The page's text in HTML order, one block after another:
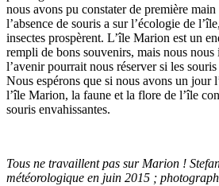
nous avons pu constater de première
l’absence de souris a sur l’écologie de
insectes prospèrent. L’île Marion est un
rempli de bons souvenirs, mais nous nous
l’avenir pourrait nous réserver si les
Nous espérons que si nous avons un jour
l’île Marion, la faune et la flore de l’île
souris envahissantes.
Tous ne travaillent pas sur Marion !
météorologique en juin 2015 ;